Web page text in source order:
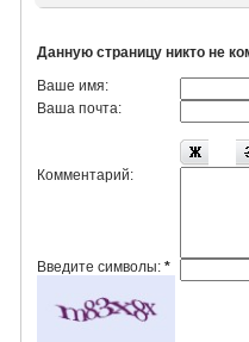
Данную страницу никто не
Ваше имя:
Ваша почта:
Комментарий:
Введите символы:*